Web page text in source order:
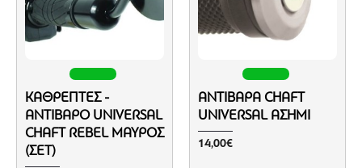
ΚΑΘΡΈΠΤΕΣ -
ΑΝΤΊΒΑΡΟ UNIVERSAL
CHAFT REBEL ΜΑΎΡΟΣ
(ΣΕΤ)
ΑΝΤΊΒΑΡΑ CHAFT
UNIVERSAL ΑΣΗΜΊ
14,00€